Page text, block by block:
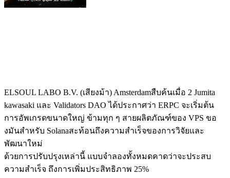
ELSOUL LABO B.V. (เสียงม้า) Amsterdamสืบค้นเมื่อ 2 Jumita
kawasaki และ Validators DAO ได้ประกาศว่า ERPC จะเริ่มต้น
การอัพเกรดขนาดใหญ่ ข้ามทุก ๆ สายผลิตภัณฑ์ของ VPS ขอ
งมันสําหรับ Solanaสะท้อนถึงความสําเร็จของการวิจัยและ
พัฒนาใหม่
ด้วยการปรับปรุงเหล่านี้ แบบจําลองทั้งหมดคาดว่าจะประสบ
ความสําเร็จ ถึงการเพิ่มประสิทธิภาพ 25%